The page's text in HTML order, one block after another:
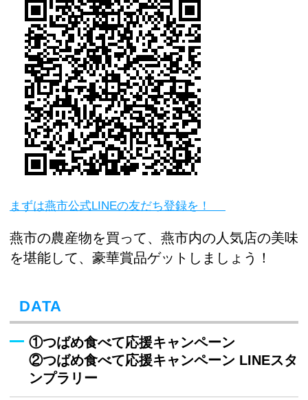
まずは燕市公式LINEの友だち登録を！
燕市の農産物を買って、燕市内の人気店の美味
を堪能して、豪華賞品ゲットしましょう！
DATA
①つばめ食べて応援キャンペーン
②つばめ食べて応援キャンペーン LINEスタ
ンプラリー